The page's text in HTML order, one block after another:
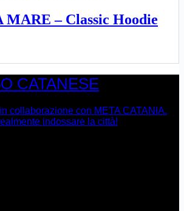
MARE – Classic Hoodie
CATANESE
collaborazione con META CATANIA.
indossare la città!